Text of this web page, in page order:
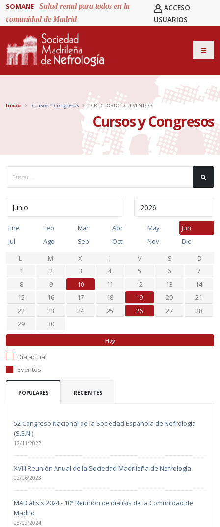
SOMANE
Salud renal para todos en la
comunidad de Madrid
ACCESO
USUARIOS
Inicio Cursos Y Congresos DIRECTORIO DE EVENTOS
Cursos y Congresos
Ene Feb Mar Abr May
Jun
Jul
Ago Sep Oct Nov
Dic
L
M X J V S
D
1
2 3 4 5 6
7
8
9 10 11 12 13
14
15
16 17 18 19 20
21
22
23 24 25 26 27
28
29
30
Hoy
Día actual
Eventos
POPULARES RECIENTES
52 Congreso Nacional de la Sociedad Española de Nefrología
(S.E.N.)
12/11/2022
XVIII Reunión Anual de la Sociedad Madrileña de Nefrología
02/06/2023
MADiálisis 2024 - 10ª Reunión de diálisis de la Comunidad de
Madrid
08/02/2024